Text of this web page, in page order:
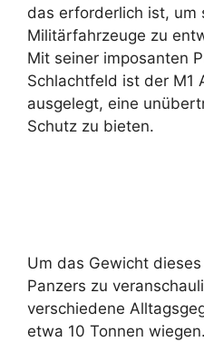
das erforderlich ist, um
Militärfahrzeuge zu
Mit seiner imposanten
Schlachtfeld ist der M1
ausgelegt, eine
Schutz zu bieten.
Um das Gewicht
Panzers zu
verschiedene
etwa 10 Tonnen wiegen.